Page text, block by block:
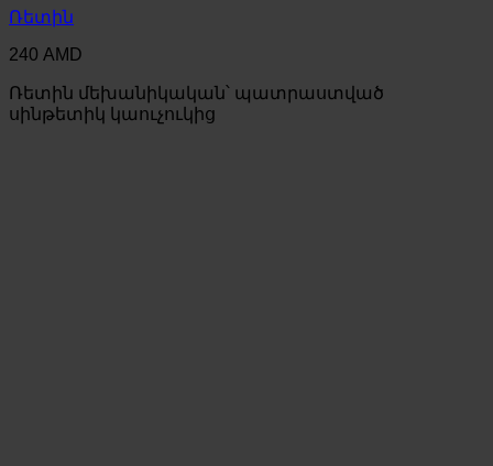
Ռետին
240 AMD
Ռետին մեխանիկական՝ պատրաստված
սինթետիկ կաուչուկից